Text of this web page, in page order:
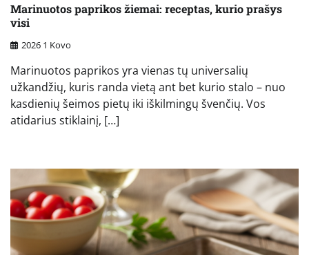
Marinuotos paprikos žiemai: receptas, kurio prašys
visi
2026 1 Kovo
Marinuotos paprikos yra vienas tų universalių
užkandžių, kuris randa vietą ant bet kurio stalo – nuo
kasdienių šeimos pietų iki iškilmingų švenčių. Vos
atidarius stiklainį, […]